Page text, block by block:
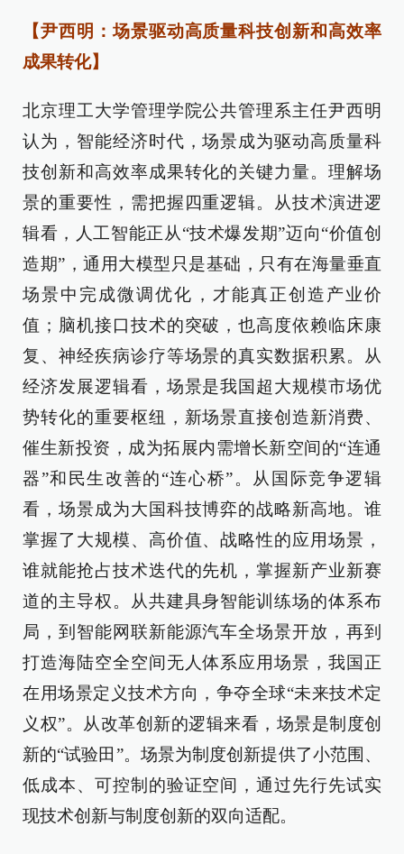
【尹西明：场景驱动高质量科技创新和高效率
成果转化】
北京理工大学管理学院公共管理系主任尹西明
认为，智能经济时代，场景成为驱动高质量科
技创新和高效率成果转化的关键力量。理解场
景的重要性，需把握四重逻辑。从技术演进逻
辑看，人工智能正从“技术爆发期”迈向“价值创
造期”，通用大模型只是基础，只有在海量垂直
场景中完成微调优化，才能真正创造产业价
值；脑机接口技术的突破，也高度依赖临床康
复、神经疾病诊疗等场景的真实数据积累。从
经济发展逻辑看，场景是我国超大规模市场优
势转化的重要枢纽，新场景直接创造新消费、
催生新投资，成为拓展内需增长新空间的“连通
器”和民生改善的“连心桥”。从国际竞争逻辑
看，场景成为大国科技博弈的战略新高地。谁
掌握了大规模、高价值、战略性的应用场景，
谁就能抢占技术迭代的先机，掌握新产业新赛
道的主导权。从共建具身智能训练场的体系布
局，到智能网联新能源汽车全场景开放，再到
打造海陆空全空间无人体系应用场景，我国正
在用场景定义技术方向，争夺全球“未来技术定
义权”。从改革创新的逻辑来看，场景是制度创
新的“试验田”。场景为制度创新提供了小范围、
低成本、可控制的验证空间，通过先行先试实
现技术创新与制度创新的双向适配。